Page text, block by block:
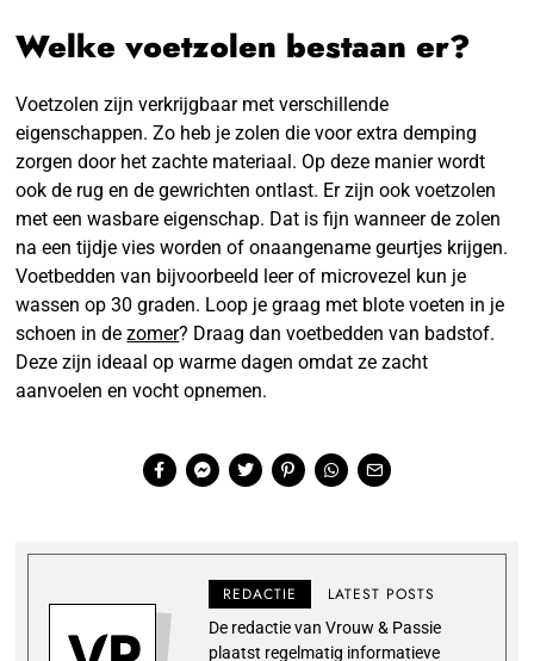
Welke voetzolen bestaan er?
Voetzolen zijn verkrijgbaar met verschillende
eigenschappen. Zo heb je zolen die voor extra demping
zorgen door het zachte materiaal. Op deze manier wordt
ook de rug en de gewrichten ontlast. Er zijn ook voetzolen
met een wasbare eigenschap. Dat is fijn wanneer de zolen
na een tijdje vies worden of onaangename geurtjes krijgen.
Voetbedden van bijvoorbeeld leer of microvezel kun je
wassen op 30 graden. Loop je graag met blote voeten in je
schoen in dezomer? Draag dan voetbedden van badstof.
Deze zijn ideaal op warme dagen omdat ze zacht
aanvoelen en vocht opnemen.
REDACTIE LATEST POSTS
De redactie van Vrouw & Passie
plaatst regelmatig informatieve